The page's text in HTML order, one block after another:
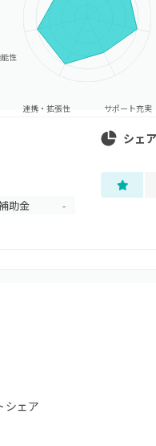
サポート充実
連携・拡張性
性
助金 -
シェア
シェア